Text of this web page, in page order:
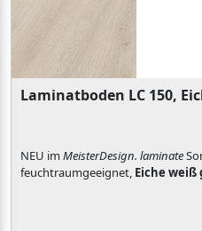
Laminatboden LC 150,
NEU imMeisterDesign. laminate
feuchtraumgeeignet, Eiche weiß